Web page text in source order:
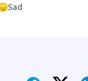
Sad